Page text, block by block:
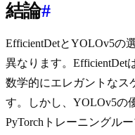
結論#
EfficientDetとYOLOv5の
異なります。EfficientDet
数学的にエレガントなス
す。しかし、YOLOv5の
PyTorchトレーニングル